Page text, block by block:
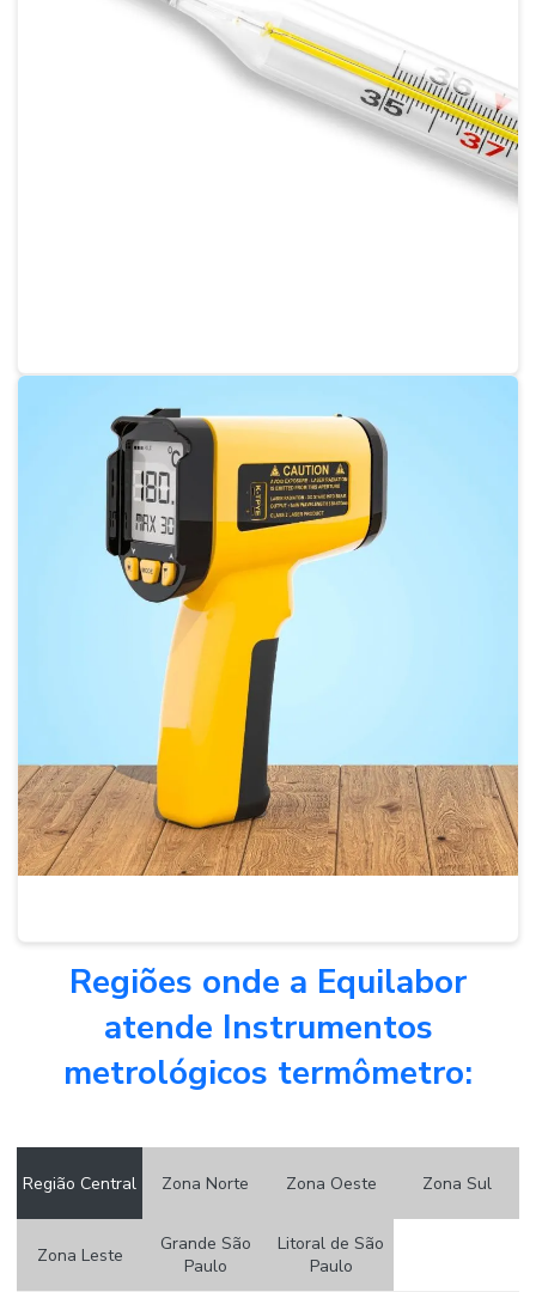
Empresa de calibração de termômetros
Empresa que faz calibração de balança
Manutenção de balança de precisão
Manutenção de balanças
Manutenção de balanças digitais
Manutenção de balanças eletrônicas
Manutenção de balanças industriais
Manutenção de balanças sp
Manutenção preventiva de balanças
Phmetro de bancada
Phmetro bancada valor
Phmetro comprar
Serviço de calibração de balança
Regiões onde a Equilabor
atende Instrumentos
metrológicos termômetro:
Região Central Zona Norte Zona Oeste Zona Sul
Zona Leste
Grande São
Paulo
Litoral de São
Paulo